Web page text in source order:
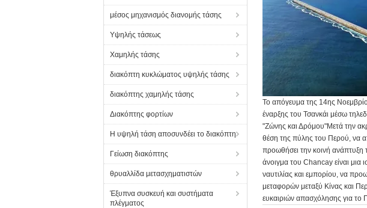
μέσος μηχανισμός διανομής τάσης
Υψηλής τάσεως
Χαμηλής τάσης
διακόπτη κυκλώματος υψηλής τάσης
διακόπτης χαμηλής τάσης
Διακόπτης φορτίων
Η υψηλή τάση αποσυνδέει το διακόπτη
Γείωση διακόπτης
θρυαλλίδα μετασχηματιστών
Έξυπνα συσκευή και συστήματα
πλέγματος
Το απόγευμα της 14ης
έναρξης του Τσανκάι μέσω
"Ζώνης και Δρόμου"Μετά την
θέση της πύλης του Περού, να
προωθήσει την κοινή ανάπτυξη
άνοιγμα του Chancay είναι μια
ναυτιλίας και εμπορίου, να
μεταφορών μεταξύ Κίνας και
ευκαιριών απασχόλησης για το